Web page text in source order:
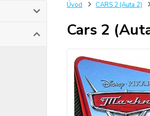
Úvod CARS 2 (Auta 2)
Cars 2